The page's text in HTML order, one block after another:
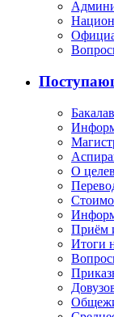
О
Приём
Итоги